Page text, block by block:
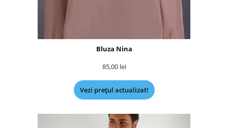
Bluza Nina
85,00 lei
Vezi prețul actualizat!